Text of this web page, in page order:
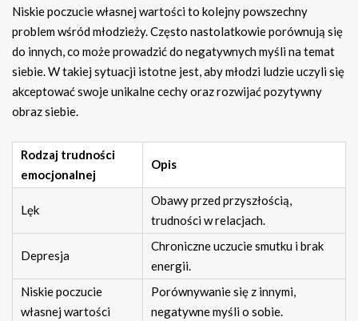
Niskie poczucie własnej wartości to kolejny powszechny
problem wśród młodzieży. Często nastolatkowie porównują się
do innych, co może prowadzić do negatywnych myśli na temat
siebie. W takiej sytuacji istotne jest, aby młodzi ludzie uczyli się
akceptować swoje unikalne cechy oraz rozwijać pozytywny
obraz siebie.
Rodzaj trudności
emocjonalnej
Opis
Lęk
Obawy przed przyszłością,
trudności w relacjach.
Depresja
Chroniczne uczucie smutku i brak
energii.
Niskie poczucie
własnej wartości
Porównywanie się z innymi,
negatywne myśli o sobie.